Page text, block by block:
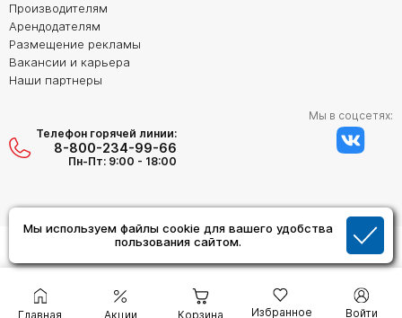
Мы используем файлы cookie для вашего удобства
пользования сайтом.
Главная Акции Корзина Избранное Войти
Производителям
Арендодателям
Размещение рекламы
Вакансии и карьера
Наши партнеры
Телефон горячей линии:
8-800-234-99-66
Пн-Пт: 9:00 - 18:00
Мы в соцсетях: